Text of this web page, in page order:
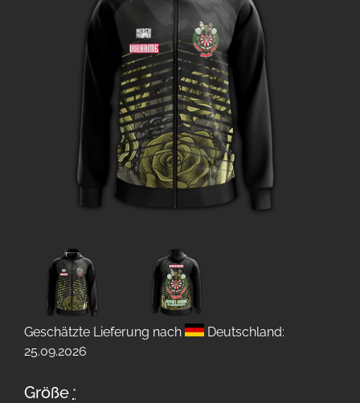
Geschätzte Lieferung nach
Deutschland:
25.09.2026
Größe *